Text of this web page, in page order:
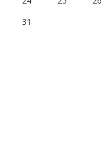
31